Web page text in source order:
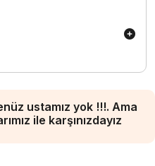
ustamız yok !!!. Ama
ile karşınızdayız